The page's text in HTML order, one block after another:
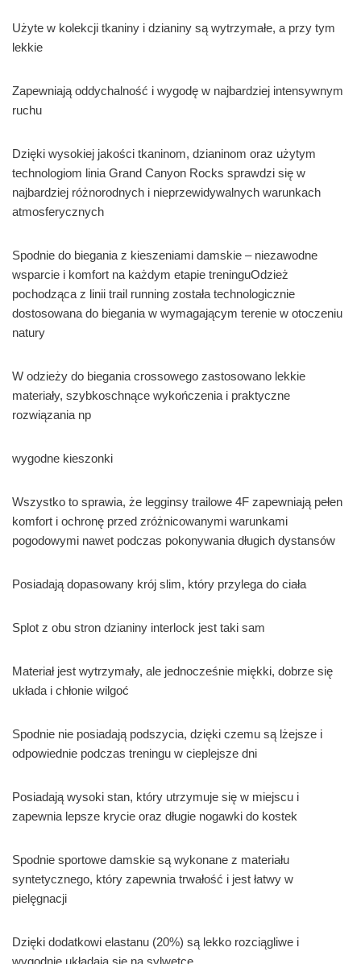
Użyte w kolekcji tkaniny i dzianiny są wytrzymałe, a przy tym
lekkie
Zapewniają oddychalność i wygodę w najbardziej intensywnym
ruchu
Dzięki wysokiej jakości tkaninom, dzianinom oraz użytym
technologiom linia Grand Canyon Rocks sprawdzi się w
najbardziej różnorodnych i nieprzewidywalnych warunkach
atmosferycznych
Spodnie do biegania z kieszeniami damskie – niezawodne
wsparcie i komfort na każdym etapie treninguOdzież
pochodząca z linii trail running została technologicznie
dostosowana do biegania w wymagającym terenie w otoczeniu
natury
W odzieży do biegania crossowego zastosowano lekkie
materiały, szybkoschnące wykończenia i praktyczne
rozwiązania np
wygodne kieszonki
Wszystko to sprawia, że legginsy trailowe 4F zapewniają pełen
komfort i ochronę przed zróżnicowanymi warunkami
pogodowymi nawet podczas pokonywania długich dystansów
Posiadają dopasowany krój slim, który przylega do ciała
Splot z obu stron dzianiny interlock jest taki sam
Materiał jest wytrzymały, ale jednocześnie miękki, dobrze się
układa i chłonie wilgoć
Spodnie nie posiadają podszycia, dzięki czemu są lżejsze i
odpowiednie podczas treningu w cieplejsze dni
Posiadają wysoki stan, który utrzymuje się w miejscu i
zapewnia lepsze krycie oraz długie nogawki do kostek
Spodnie sportowe damskie są wykonane z materiału
syntetycznego, który zapewnia trwałość i jest łatwy w
pielęgnacji
Dzięki dodatkowi elastanu (20%) są lekko rozciągliwe i
wygodnie układają się na sylwetce